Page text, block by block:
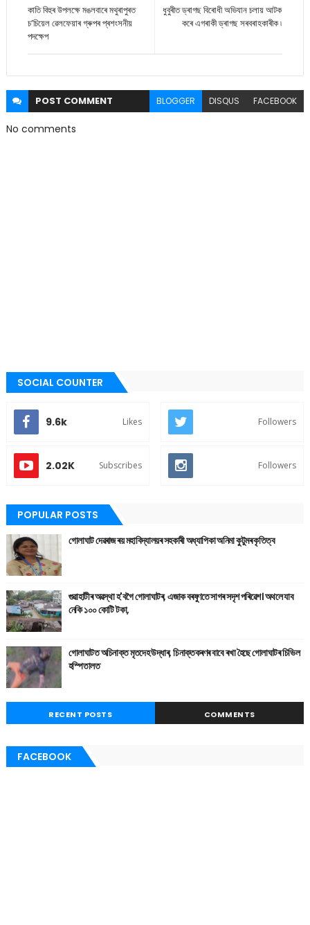
ধুবুৰীত ড্ৰাগছ বিৰোধী অভিযান চলায় আটক
কৰে এগৰাকী ড্ৰাগছ সৰবৰাহকাৰীক ৷
কাতি বিহুৰ উপলক্ষে মঙলবাৰে মথুৰাপুৰত
চ’চিয়েল ৱেলফেয়াৰ গ্ৰুপৰ প্ৰশংসনীয়
পদক্ষেপ
POST COMMENT BLOGGER DISQUS FACEBOOK
No comments
SOCIAL COUNTER
9.6k Likes Followers
2.02K Subscribes Followers
POPULAR POSTS
গোলাঘাট দেৱৰাজ ৰয় মহাবিদ্যালয়ৰ সহকাৰী অধ্যাপিকা অনিমা কুটুমৰ কৃতিত্ব
গুৱাহাটীৰ অৱস্থা হ'বগৈ গোলাঘাটৰ, এজাক বৰষুণতে সাগৰ সদৃশ পৰিৱেশ। অথলে যাব
নেকি ১০০ কোটি টকা,
গোলাঘাটত অচিনাক্ত মৃতদেহ উদ্ধাৰ, চিনাক্তকৰণৰ বাবে ৰখা হৈছে গোলাঘাটৰ চিভিল
হস্পিতালত
RECENT POSTS COMMENTS
FACEBOOK